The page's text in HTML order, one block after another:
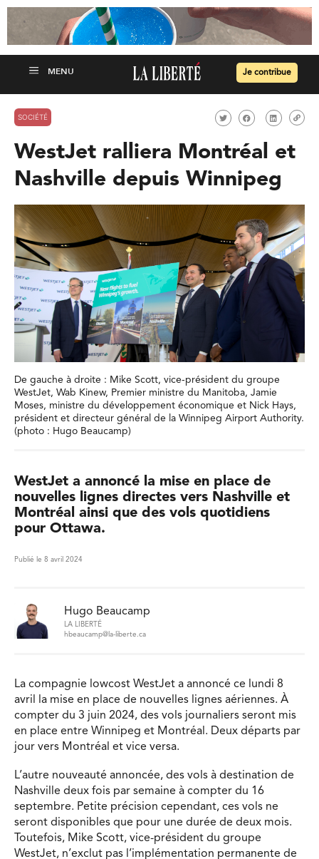
Je contribue
SOCIÉTÉ
WestJet ralliera Montréal et
Nashville depuis Winnipeg
De gauche à droite : Mike Scott, vice-président du groupe
WestJet, Wab Kinew, Premier ministre du Manitoba, Jamie
Moses, ministre du développement économique et Nick Hays,
président et directeur général de la Winnipeg Airport Authority.
(photo : Hugo Beaucamp)
WestJet a annoncé la mise en place de
nouvelles lignes directes vers Nashville et
Montréal ainsi que des vols quotidiens
pour Ottawa.
Publié le 8 avril 2024
Hugo Beaucamp
LA LIBERTÉ
hbeaucamp@la-liberte.ca
La compagnie lowcost WestJet a annoncé ce lundi 8
avril la mise en place de nouvelles lignes aériennes. À
compter du 3 juin 2024, des vols journaliers seront mis
en place entre Winnipeg et Montréal. Deux départs par
jour vers Montréal et vice versa.
L’autre nouveauté annoncée, des vols à destination de
Nashville deux fois par semaine à compter du 16
septembre. Petite précision cependant, ces vols ne
seront disponibles que pour une durée de deux mois.
Toutefois, Mike Scott, vice-président du groupe
WestJet, n’exclut pas l’implémentation permanente de